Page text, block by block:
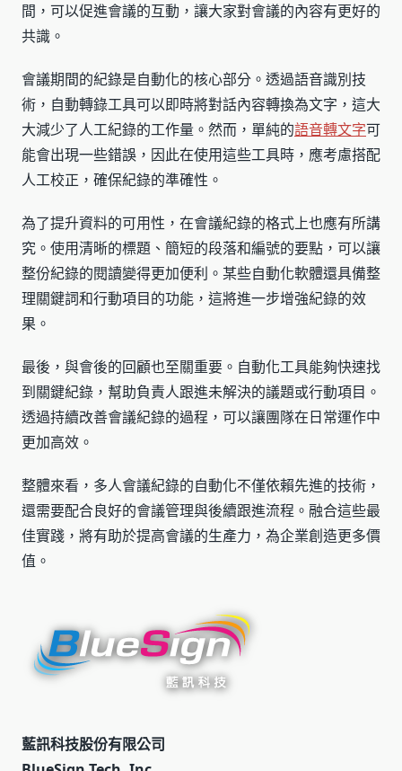
間，可以促進會議的互動，讓大家對會議的內容有更好的
共識。
會議期間的紀錄是自動化的核心部分。透過語音識別技
術，自動轉錄工具可以即時將對話內容轉換為文字，這大
大減少了人工紀錄的工作量。然而，單純的語音轉文字可
能會出現一些錯誤，因此在使用這些工具時，應考慮搭配
人工校正，確保紀錄的準確性。
為了提升資料的可用性，在會議紀錄的格式上也應有所講
究。使用清晰的標題、簡短的段落和編號的要點，可以讓
整份紀錄的閱讀變得更加便利。某些自動化軟體還具備整
理關鍵詞和行動項目的功能，這將進一步增強紀錄的效
果。
最後，與會後的回顧也至關重要。自動化工具能夠快速找
到關鍵紀錄，幫助負責人跟進未解決的議題或行動項目。
透過持續改善會議紀錄的過程，可以讓團隊在日常運作中
更加高效。
整體來看，多人會議紀錄的自動化不僅依賴先進的技術，
還需要配合良好的會議管理與後續跟進流程。融合這些最
佳實踐，將有助於提高會議的生產力，為企業創造更多價
值。
藍訊科技股份有限公司